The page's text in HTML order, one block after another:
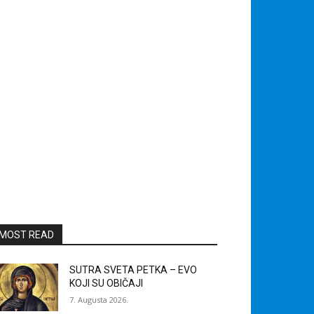
READ
SUTRA SVETA PETKA – EVO
KOJI SU OBIČAJI
7. Augusta 2026.